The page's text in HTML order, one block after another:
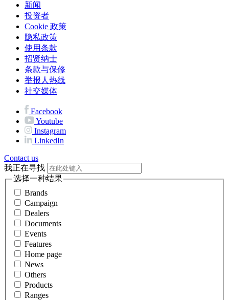
新闻
投资者
Cookie 政策
隐私政策
使用条款
招贤纳士
条款与保修
举报人热线
社交媒体
Facebook
Youtube
Instagram
LinkedIn
Contact us
我正在寻找
选择一种结果
Brands
Campaign
Dealers
Documents
Events
Features
Home page
News
Others
Products
Ranges